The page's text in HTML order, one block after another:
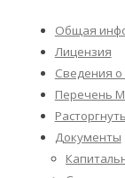
Общая
Лицензия
Сведения
Перечень
Документы